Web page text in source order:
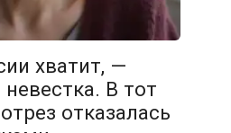
хватит, —
В тот
отказалась